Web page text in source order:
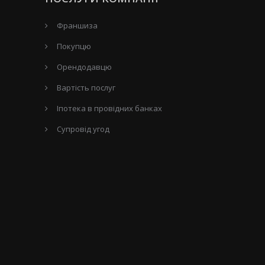
Франшиза
Покупцю
Орендодавцю
Вартість послуг
Іпотека в провідних банках
Супровід угод